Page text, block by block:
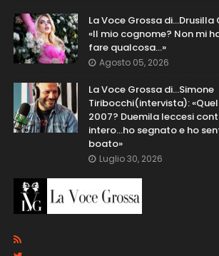
La Voce Grossa
«Il mio cognome? Non mi
fare qualcosa…»
Agosto 05, 2026
La Voce Grossa di…Simone
Tiribocchi(intervista):
2007? Duemila leccesi
intero...ho segnato e ho
boato»
Luglio 30, 2026